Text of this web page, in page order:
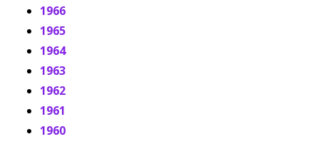
1966
1965
1964
1963
1962
1961
1960